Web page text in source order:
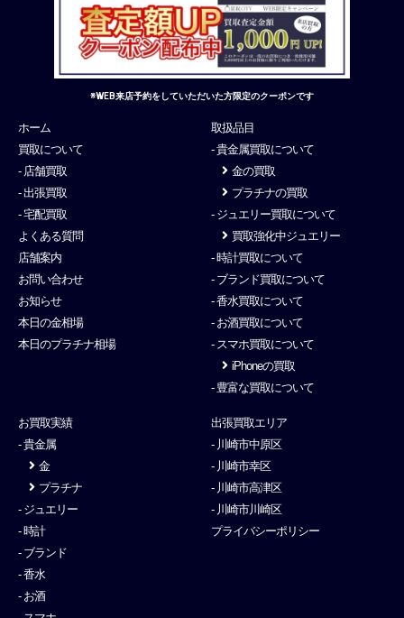
※WEB来店予約をしていただいた方限定のクーポンです
ホーム
買取について
- 店舗買取
- 出張買取
- 宅配買取
よくある質問
店舗案内
お問い合わせ
お知らせ
本日の金相場
本日のプラチナ相場
取扱品目
- 貴金属買取について
金の買取
プラチナの買取
- ジュエリー買取について
買取強化中ジュエリー
- 時計買取について
- ブランド買取について
- 香水買取について
- お酒買取について
- スマホ買取について
iPhoneの買取
- 豊富な買取について
お買取実績
- 貴金属
金
プラチナ
- ジュエリー
- 時計
- ブランド
- 香水
- お酒
出張買取エリア
- 川崎市中原区
- 川崎市幸区
- 川崎市高津区
- 川崎市川崎区
プライバシーポリシー